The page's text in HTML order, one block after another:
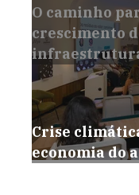
O caminho
crescimento
Crise
economia do